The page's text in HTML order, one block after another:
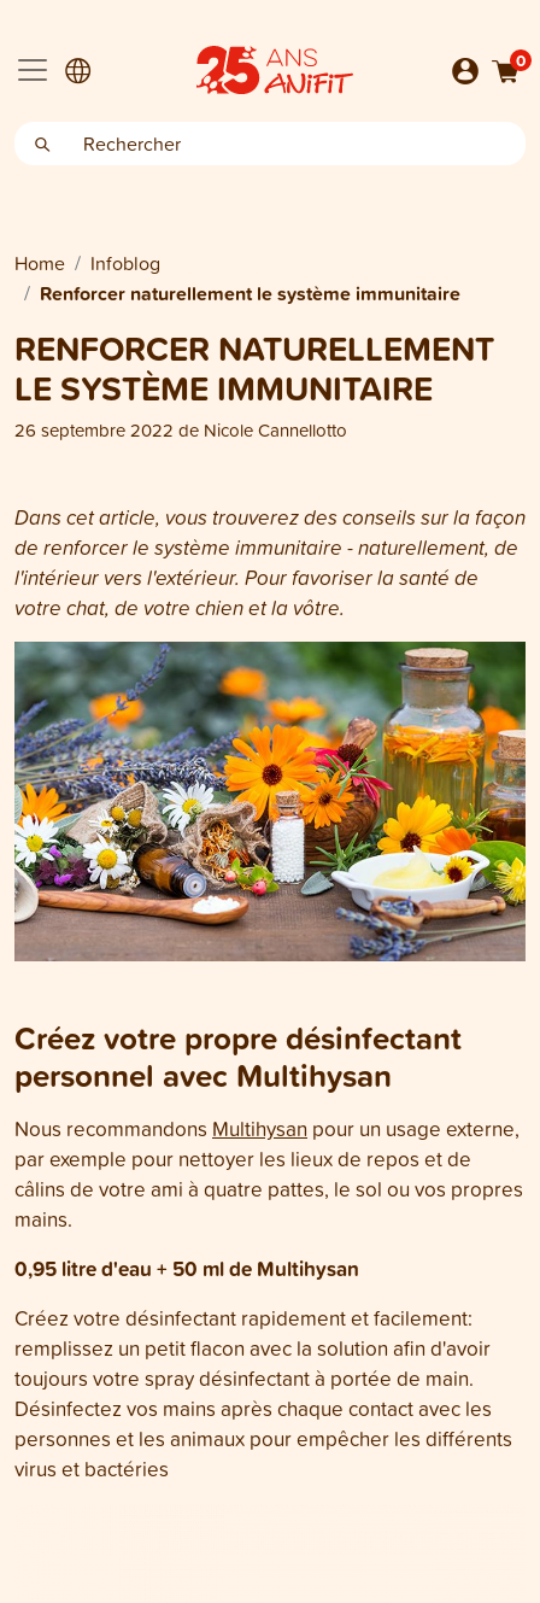
0
Home Infoblog
Renforcer naturellement le système immunitaire
RENFORCER NATURELLEMENT
LE SYSTÈME IMMUNITAIRE
26 septembre 2022 de Nicole Cannellotto
Dans cet article, vous trouverez des conseils sur la façon
de renforcer le système immunitaire - naturellement, de
l'intérieur vers l'extérieur. Pour favoriser la santé de
votre chat, de votre chien et la vôtre.
Créez votre propre désinfectant
personnel avec Multihysan
Nous recommandons Multihysan pour un usage externe,
par exemple pour nettoyer les lieux de repos et de
câlins de votre ami à quatre pattes, le sol ou vos propres
mains.
0,95 litre d'eau + 50 ml de Multihysan
Créez votre désinfectant rapidement et facilement:
remplissez un petit flacon avec la solution afin d'avoir
toujours votre spray désinfectant à portée de main.
Désinfectez vos mains après chaque contact avec les
personnes et les animaux pour empêcher les différents
virus et bactéries